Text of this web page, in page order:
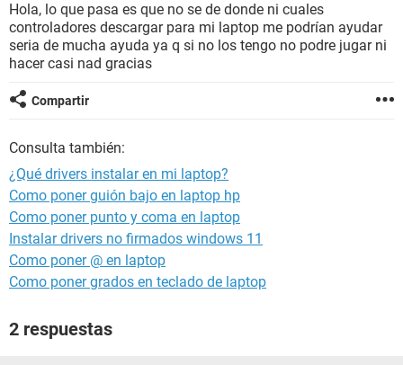
Hola, lo que pasa es que no se de donde ni cuales
controladores descargar para mi laptop me podrían ayudar
seria de mucha ayuda ya q si no los tengo no podre jugar ni
hacer casi nad gracias
Compartir
Consulta también:
¿Qué drivers instalar en mi laptop?
Como poner guión bajo en laptop hp
Como poner punto y coma en laptop
Instalar drivers no firmados windows 11
Como poner @ en laptop
Como poner grados en teclado de laptop
2 respuestas